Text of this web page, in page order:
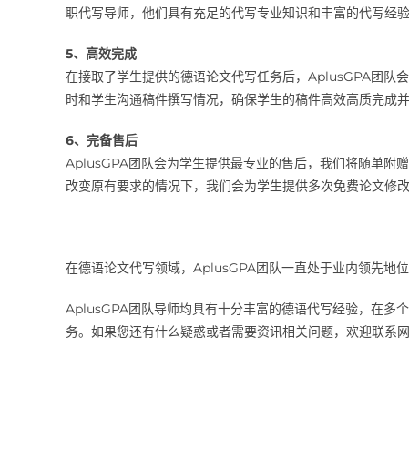
职代写导师，他们具有充足的代写专业知识和丰富的代写经
5、高效完成
在接取了学生提供的德语论文代写任务后，AplusGPA团队
时和学生沟通稿件撰写情况，确保学生的稿件高效高质完成并
6、完备售后
AplusGPA团队会为学生提供最专业的售后，我们将随单附
改变原有要求的情况下，我们会为学生提供多次免费论文修
在德语论文代写领域，AplusGPA团队一直处于业内领先地
AplusGPA团队导师均具有十分丰富的德语代写经验，在多
务。如果您还有什么疑惑或者需要资讯相关问题，欢迎联系